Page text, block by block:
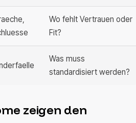
Wo fehlt Vertrauen oder
Fit?
Was muss
standardisiert werden?
zeigen den